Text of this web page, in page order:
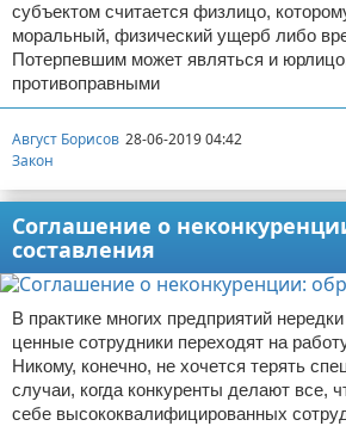
субъектом считается физлицо,
моральный, физический ущерб либо
Потерпевшим может являться и
противоправными
Август Борисов 28-06-2019 04:42
Закон
Соглашение о
составления
В практике многих предприятий
ценные сотрудники переходят на
Никому, конечно, не хочется терять
случаи, когда конкуренты делают все,
себе высококвалифицированных